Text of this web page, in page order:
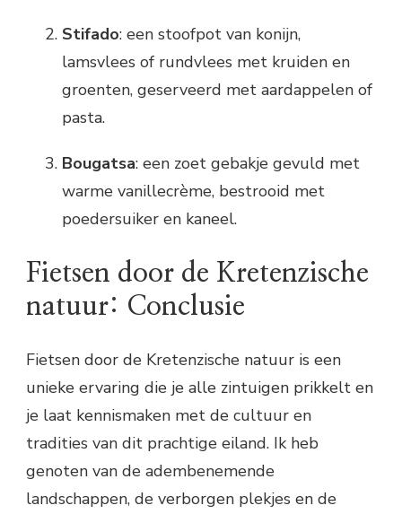
Stifado: een stoofpot van konijn,
lamsvlees of rundvlees met kruiden en
groenten, geserveerd met aardappelen of
pasta.
Bougatsa: een zoet gebakje gevuld met
warme vanillecrème, bestrooid met
poedersuiker en kaneel.
Fietsen door de Kretenzische
natuur: Conclusie
Fietsen door de Kretenzische natuur is een
unieke ervaring die je alle zintuigen prikkelt en
je laat kennismaken met de cultuur en
tradities van dit prachtige eiland. Ik heb
genoten van de adembenemende
landschappen, de verborgen plekjes en de